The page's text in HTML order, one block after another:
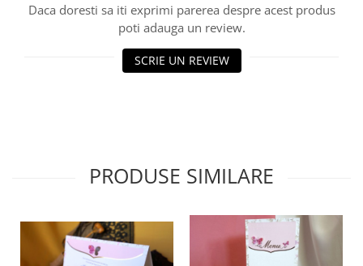
Daca doresti sa iti exprimi parerea despre acest produs
poti adauga un review.
SCRIE UN REVIEW
PRODUSE SIMILARE